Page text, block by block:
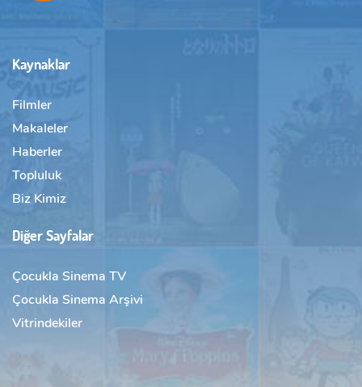
Kaynaklar
Filmler
Makaleler
Haberler
Topluluk
Biz Kimiz
Diğer Sayfalar
Çocukla Sinema TV
Çocukla Sinema Arşivi
Vitrindekiler